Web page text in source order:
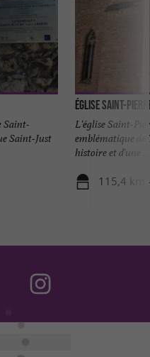
Saint-
Saint-Just
Église Saint-
L'église Saint-
emblématique de
histoire et d'une ...
115,4 km